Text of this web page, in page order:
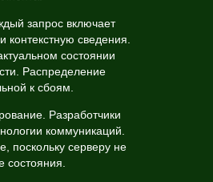
запрос включает
сведения.
состоянии
Распределение
к сбоям.
Разработчики
коммуникаций.
поскольку серверу не
состояния.